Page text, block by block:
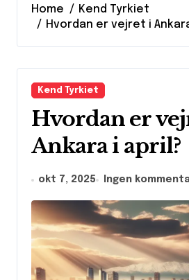
Home
Kend Tyrkiet
Hvordan er vejret i
Kend Tyrkiet
Hvordan er
Ankara i april?
okt 7, 2025 Ingen